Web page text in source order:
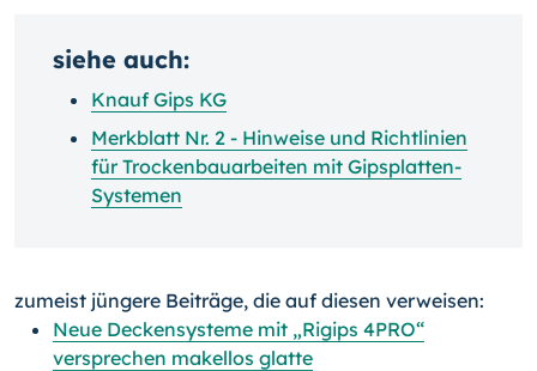
siehe auch:
Knauf Gips KG
Merkblatt Nr. 2 - Hinweise und Richtlinien
für Trockenbauarbeiten mit Gipsplatten-
Systemen
zumeist jüngere Beiträge, die auf diesen verweisen:
Neue Deckensysteme mit „Rigips 4PRO“
versprechen makellos glatte